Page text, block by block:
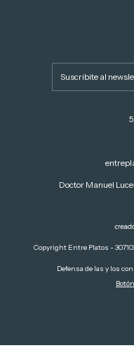
Doctor Manuel
Copyright Entre Platos -
Defensa de las y los